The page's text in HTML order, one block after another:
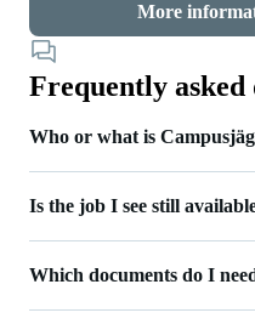
More
Frequently asked
Who or what is
Campusjäger is part of
supports you throughout
recruiting for various
through the entire
Is the job I see still
button. If this is not
Which documents do I